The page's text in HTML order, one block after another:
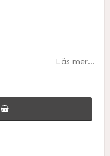
Läs mer...